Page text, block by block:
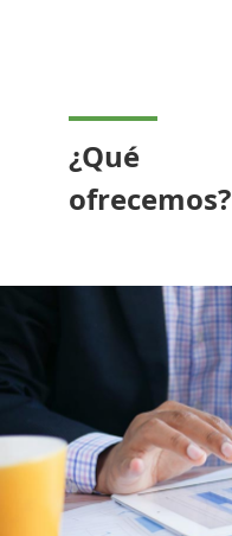
¿Qué
ofrecemos?